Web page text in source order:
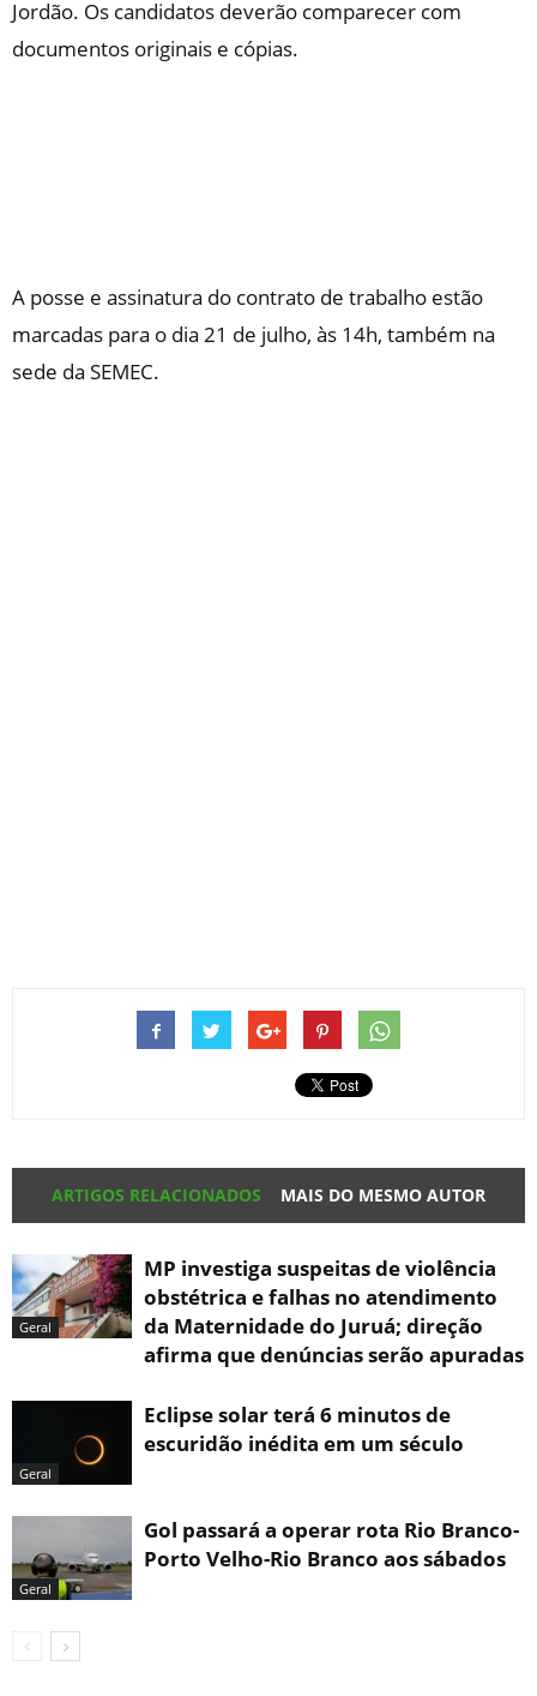
Jordão. Os candidatos deverão comparecer com
documentos originais e cópias.
A posse e assinatura do contrato de trabalho estão
marcadas para o dia 21 de julho, às 14h, também na
sede da SEMEC.
ARTIGOS RELACIONADOS MAIS DO MESMO AUTOR
Geral
MP investiga suspeitas de violência
obstétrica e falhas no atendimento
da Maternidade do Juruá; direção
afirma que denúncias serão apuradas
Geral
Eclipse solar terá 6 minutos de
escuridão inédita em um século
Geral
Gol passará a operar rota Rio Branco-
Porto Velho-Rio Branco aos sábados